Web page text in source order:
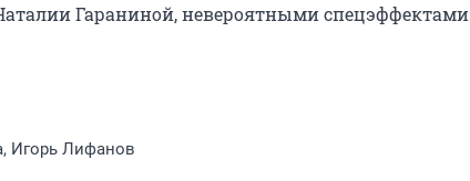
Гараниной, невероятными спецэффектами
Игорь Лифанов